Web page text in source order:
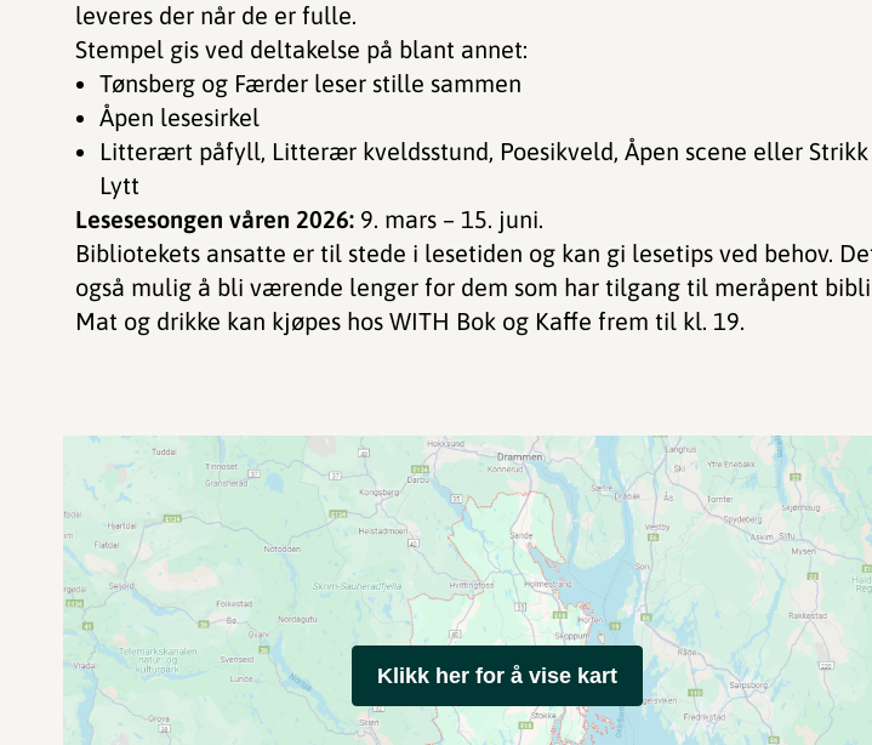
leveres der når de er fulle.
Stempel gis ved deltakelse på blant annet:
Tønsberg og Færder leser stille sammen
Åpen lesesirkel
Litterært påfyll, Litterær kveldsstund, Poesikveld, Åpen scene eller Strikk &
Lytt
Lesesesongen våren 2026: 9. mars – 15. juni.
Bibliotekets ansatte er til stede i lesetiden og kan gi lesetips ved behov.
også mulig å bli værende lenger for dem som har tilgang til meråpent
Mat og drikke kan kjøpes hos WITH Bok og Kaffe frem til kl. 19.
Klikk her for å vise kart